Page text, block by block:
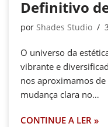
Definitivo
por Shades Studio
O universo da
vibrante e
nos aproximamos
mudança clara no…
CONTINUE A LER »